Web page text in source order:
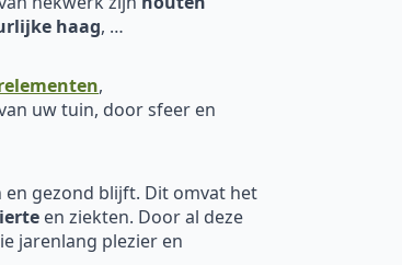
haag, …
,
uw tuin, door sfeer en
gezond blijft. Dit omvat het
en ziekten. Door al deze
jarenlang plezier en